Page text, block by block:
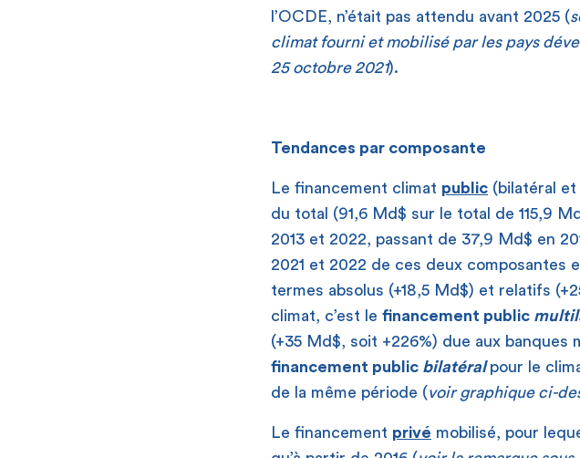
l’OCDE, n’était pas attendu avant 2025 (
climat fourni et mobilisé par les pays
25 octobre 2021).
Tendances par composante
Le financement climat public (bilatéral
du total (91,6 Md$ sur le total de 115,9
2013 et 2022, passant de 37,9 Md$ en
2021 et 2022 de ces deux composantes
termes absolus (+18,5 Md$) et relatifs
climat, c’est le financement public
(+35 Md$, soit +226%) due aux
financement public bilatéral pour le
de la même période (voir graphique ci-
Le financement privé mobilisé, pour